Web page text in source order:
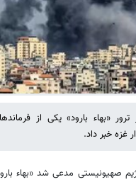
«بهاء بارود» یکی از
غزه خبر داد.
صهیونیستی مدعی شد «بهاء